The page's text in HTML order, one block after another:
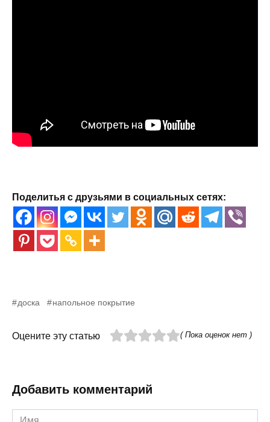
Поделитья с друзьями в социальных сетях:
доска напольное покрытие
Оцените эту статью ( Пока оценок нет )
Добавить комментарий
Имя